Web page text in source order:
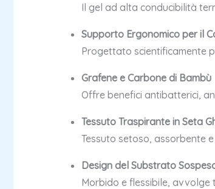
Il gel ad alta conducibilità
Supporto Ergonomico per il
Progettato scientificamente
Grafene e Carbone di Bambù
Offre benefici antibatterici,
Tessuto Traspirante in Seta
Tessuto setoso, assorbente
Design del Substrato
Morbido e flessibile,